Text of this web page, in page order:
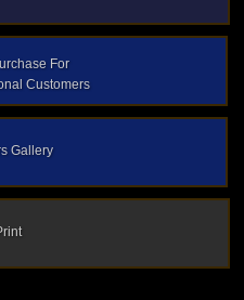
For
Customers
Gallery